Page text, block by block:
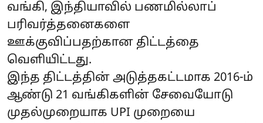
வங்கி, இந்தியாவில் பணமில்லாப்
பரிவர்த்தனைகளை
ஊக்குவிப்பதற்கான திட்டத்தை
வெளியிட்டது.
இந்த திட்டத்தின் அடுத்தகட்டமாக 2016-ம்
ஆண்டு 21 வங்கிகளின் சேவையோடு
முதல்முறையாக UPI முறையை